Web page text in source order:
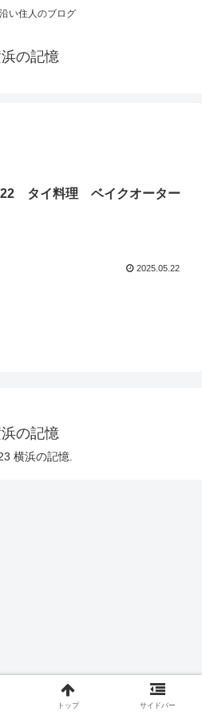
い住人のブログ
の記憶
タイ料理 ベイクオーター
2025.05.22
の記憶
横浜の記憶.
トップ サイドバー